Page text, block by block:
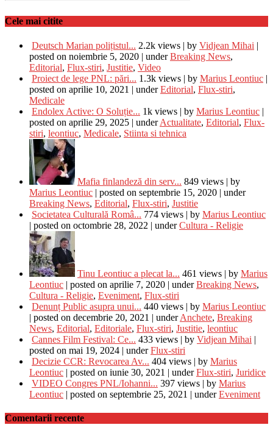
Cele mai citite
Deutsch Marian polițistul... 2.2k views | by Vidjean Mihai |
posted on noiembrie 5, 2020 | underBreaking News,
Editorial, Flux-stiri, Justitie, Video
Proiect de lege PNL: pări... 1.3k views | by Marius Leontiuc |
posted on aprilie 10, 2021 | underEditorial, Flux-stiri,
Medicale
Endolex Active: O Soluție... 1k views | by Marius Leontiuc |
posted on aprilie 29, 2025 | underActualitate, Editorial, Flux-
stiri, leontiuc, Medicale, Stiinta si tehnica
Mafia finlandeză din serv... 849 views | by
Marius Leontiuc | posted on septembrie 15, 2020 | under
Breaking News, Editorial, Flux-stiri, Justitie
Societatea Culturală Româ... 774 views | by Marius Leontiuc
| posted on octombrie 28, 2022 | underCultura - Religie
Tinu Leontiuc a plecat la... 461 views | by Marius
Leontiuc | posted on aprilie 7, 2020 | underBreaking News,
Cultura - Religie, Eveniment, Flux-stiri
Denunț Public asupra unui... 440 views | by Marius Leontiuc
| posted on decembrie 20, 2021 | underAnchete, Breaking
News, Editorial, Editoriale, Flux-stiri, Justitie, leontiuc
Cannes Film Festival: Ce... 433 views | by Vidjean Mihai |
posted on mai 19, 2024 | underFlux-stiri
Decizie CCR: Revocarea Av... 404 views | by Marius
Leontiuc | posted on iunie 30, 2021 | underFlux-stiri, Juridice
VIDEO Congres PNL/Iohanni... 397 views | by Marius
Leontiuc | posted on septembrie 25, 2021 | underEveniment
Comentarii recente